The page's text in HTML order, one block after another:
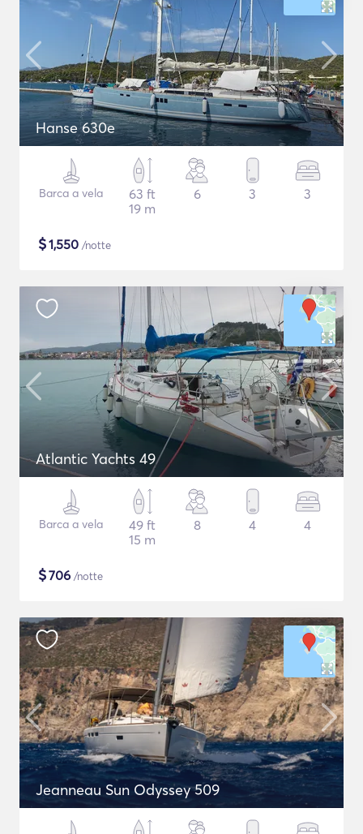
Hanse 630e
Barca a vela
63 ft
19 m
6 3 3
$1,550 /notte
Atlantic Yachts 49
Barca a vela
49 ft
15 m
8 4 4
$706 /notte
Jeanneau Sun Odyssey 509